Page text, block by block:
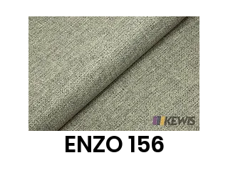
ENZO 156